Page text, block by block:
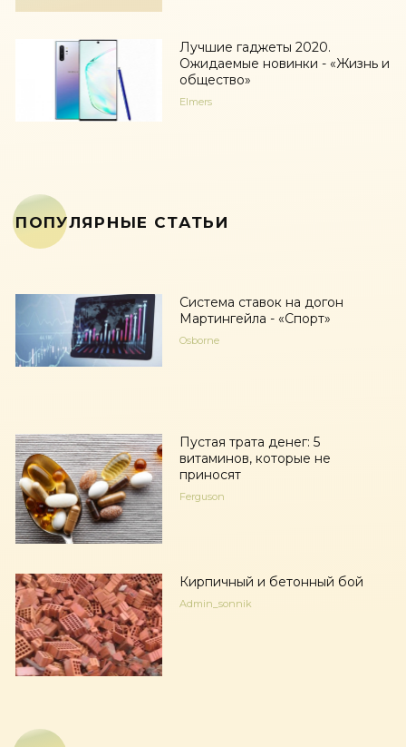
Лучшие гаджеты 2020.
Ожидаемые новинки - «Жизнь и
общество»
Elmers
ПОПУЛЯРНЫЕ СТАТЬИ
Система ставок на догон
Мартингейла - «Спорт»
Osborne
Пустая трата денег: 5
витаминов, которые не
приносят
Ferguson
Кирпичный и бетонный бой
Admin_sonnik